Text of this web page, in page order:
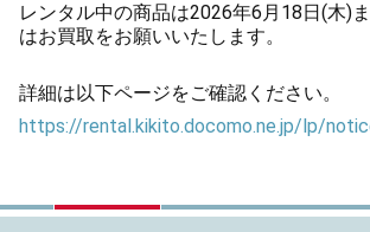
レンタル中の商品は2026年6月18日(木)
はお買取をお願いいたします。
詳細は以下ページをご確認ください。
https://rental.kikito.docomo.ne.jp/lp/